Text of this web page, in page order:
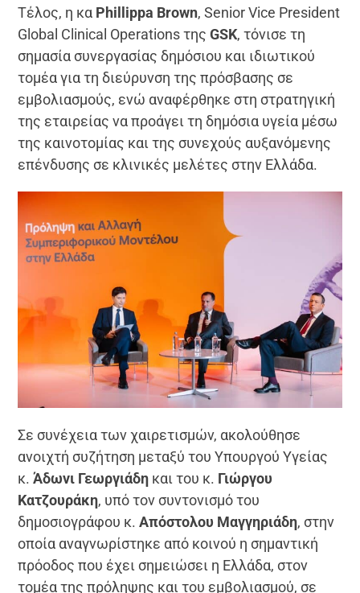
Τέλος, η κα Phillippa Brown, Senior Vice President
Global Clinical Operations τηςGSK, τόνισε τη
σημασία συνεργασίας δημόσιου και ιδιωτικού
τομέα για τη διεύρυνση της πρόσβασης σε
εμβολιασμούς, ενώ αναφέρθηκε στη στρατηγική
της εταιρείας να προάγει τη δημόσια υγεία μέσω
της καινοτομίας και της συνεχούς αυξανόμενης
επένδυσης σε κλινικές μελέτες στην Ελλάδα.
Σε συνέχεια των χαιρετισμών, ακολούθησε
ανοιχτή συζήτηση μεταξύ του Υπουργού Υγείας
κ.Άδωνι Γεωργιάδη και του κ. Γιώργου
Κατζουράκη, υπό τον συντονισμό του
δημοσιογράφου κ.Απόστολου Μαγγηριάδη, στην
οποία αναγνωρίστηκε από κοινού η σημαντική
πρόοδος που έχει σημειώσει η Ελλάδα, στον
τομέα της πρόληψης και του εμβολιασμού, σε